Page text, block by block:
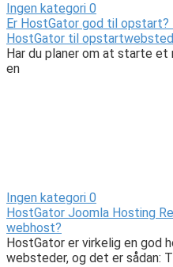
Ingen kategori 0
Er HostGator god til
HostGator til
Har du planer om at starte
en
Ingen kategori 0
HostGator Joomla Hosting
webhost?
HostGator er virkelig en god
websteder, og det er sådan: